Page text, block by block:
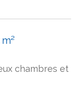
chambres et